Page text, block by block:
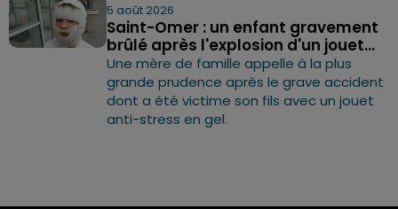
5 août 2026
Saint-Omer : un enfant gravement
brûlé après l'explosion d'un jouet...
Une mère de famille appelle à la plus
grande prudence après le grave accident
dont a été victime son fils avec un jouet
anti-stress en gel.